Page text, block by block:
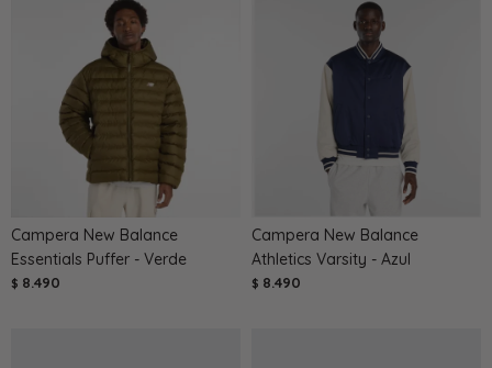
Campera New Balance
Essentials Puffer - Verde
$ 8.490
Campera New Balance
Athletics Varsity - Azul
$ 8.490